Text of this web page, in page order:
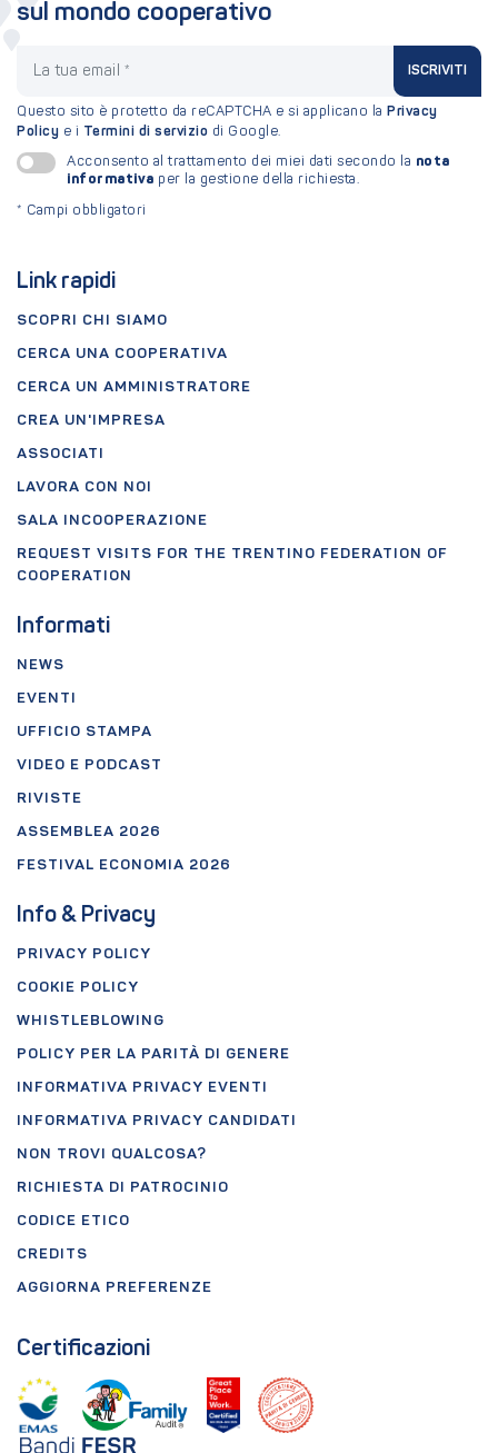
Link rapidi
SCOPRI CHI SIAMO
CERCA UNA COOPERATIVA
CERCA UN AMMINISTRATORE
CREA UN'IMPRESA
ASSOCIATI
LAVORA CON NOI
SALA INCOOPERAZIONE
REQUEST VISITS FOR THE TRENTINO FEDERATION OF
COOPERATION
Informati
NEWS
EVENTI
UFFICIO STAMPA
VIDEO E PODCAST
RIVISTE
ASSEMBLEA 2026
FESTIVAL ECONOMIA 2026
Info & Privacy
PRIVACY POLICY
COOKIE POLICY
WHISTLEBLOWING
POLICY PER LA PARITÀ DI GENERE
INFORMATIVA PRIVACY EVENTI
INFORMATIVA PRIVACY CANDIDATI
NON TROVI QUALCOSA?
RICHIESTA DI PATROCINIO
CODICE ETICO
CREDITS
AGGIORNA PREFERENZE
Certificazioni
sul mondo cooperativo
ISCRIVITI
Questo sito è protetto da reCAPTCHA e si applicano la Privacy
Policy e i Termini di servizio di Google.
Acconsento al trattamento dei miei dati secondo la nota
informativa per la gestione della richiesta.
* Campi obbligatori